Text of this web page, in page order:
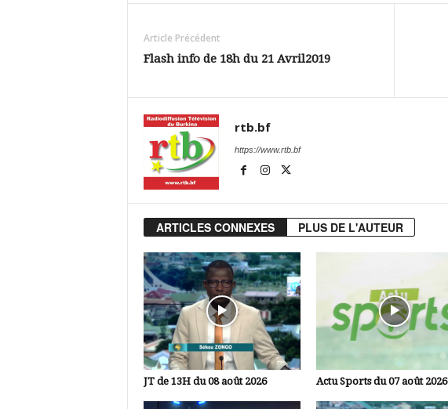
k
Article Précédent
Flash info de 18h du 21 Avril2019
rtb.bf
https://www.rtb.bf
ARTICLES CONNEXES PLUS DE L'AUTEUR
JT de 13H du 08 août 2026 Actu Sports du 07 août 2026